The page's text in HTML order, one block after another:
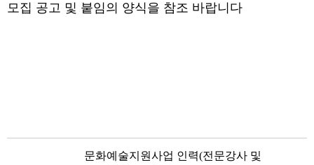
모집 공고 및 붙임의 양식을 참조 바랍니다
문화예술지원사업 인력(전문강사 및